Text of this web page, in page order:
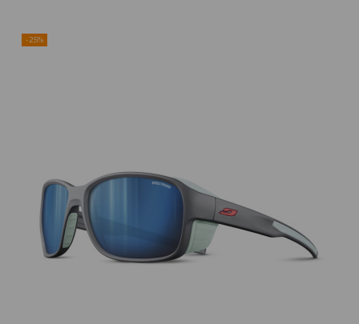
-25%